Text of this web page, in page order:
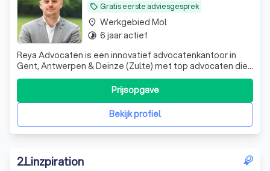
local_offer Gratis eerste adviesgesprek
Reya Advocaten is een innovatief advocatenkantoor in
Gent, Antwerpen & Deinze (Zulte) met top advocaten die
ondernemers en particulieren over heel Vlaanderen
bijstaat met hun vragen en problemen rond verkeersrecht,
vastgoedrecht en ondernemingsrecht in brede zin.
Bekijk profiel
Prijsopgave
place Werkgebied Mol
timelapse 6 jaar actief
2.Linzpiration